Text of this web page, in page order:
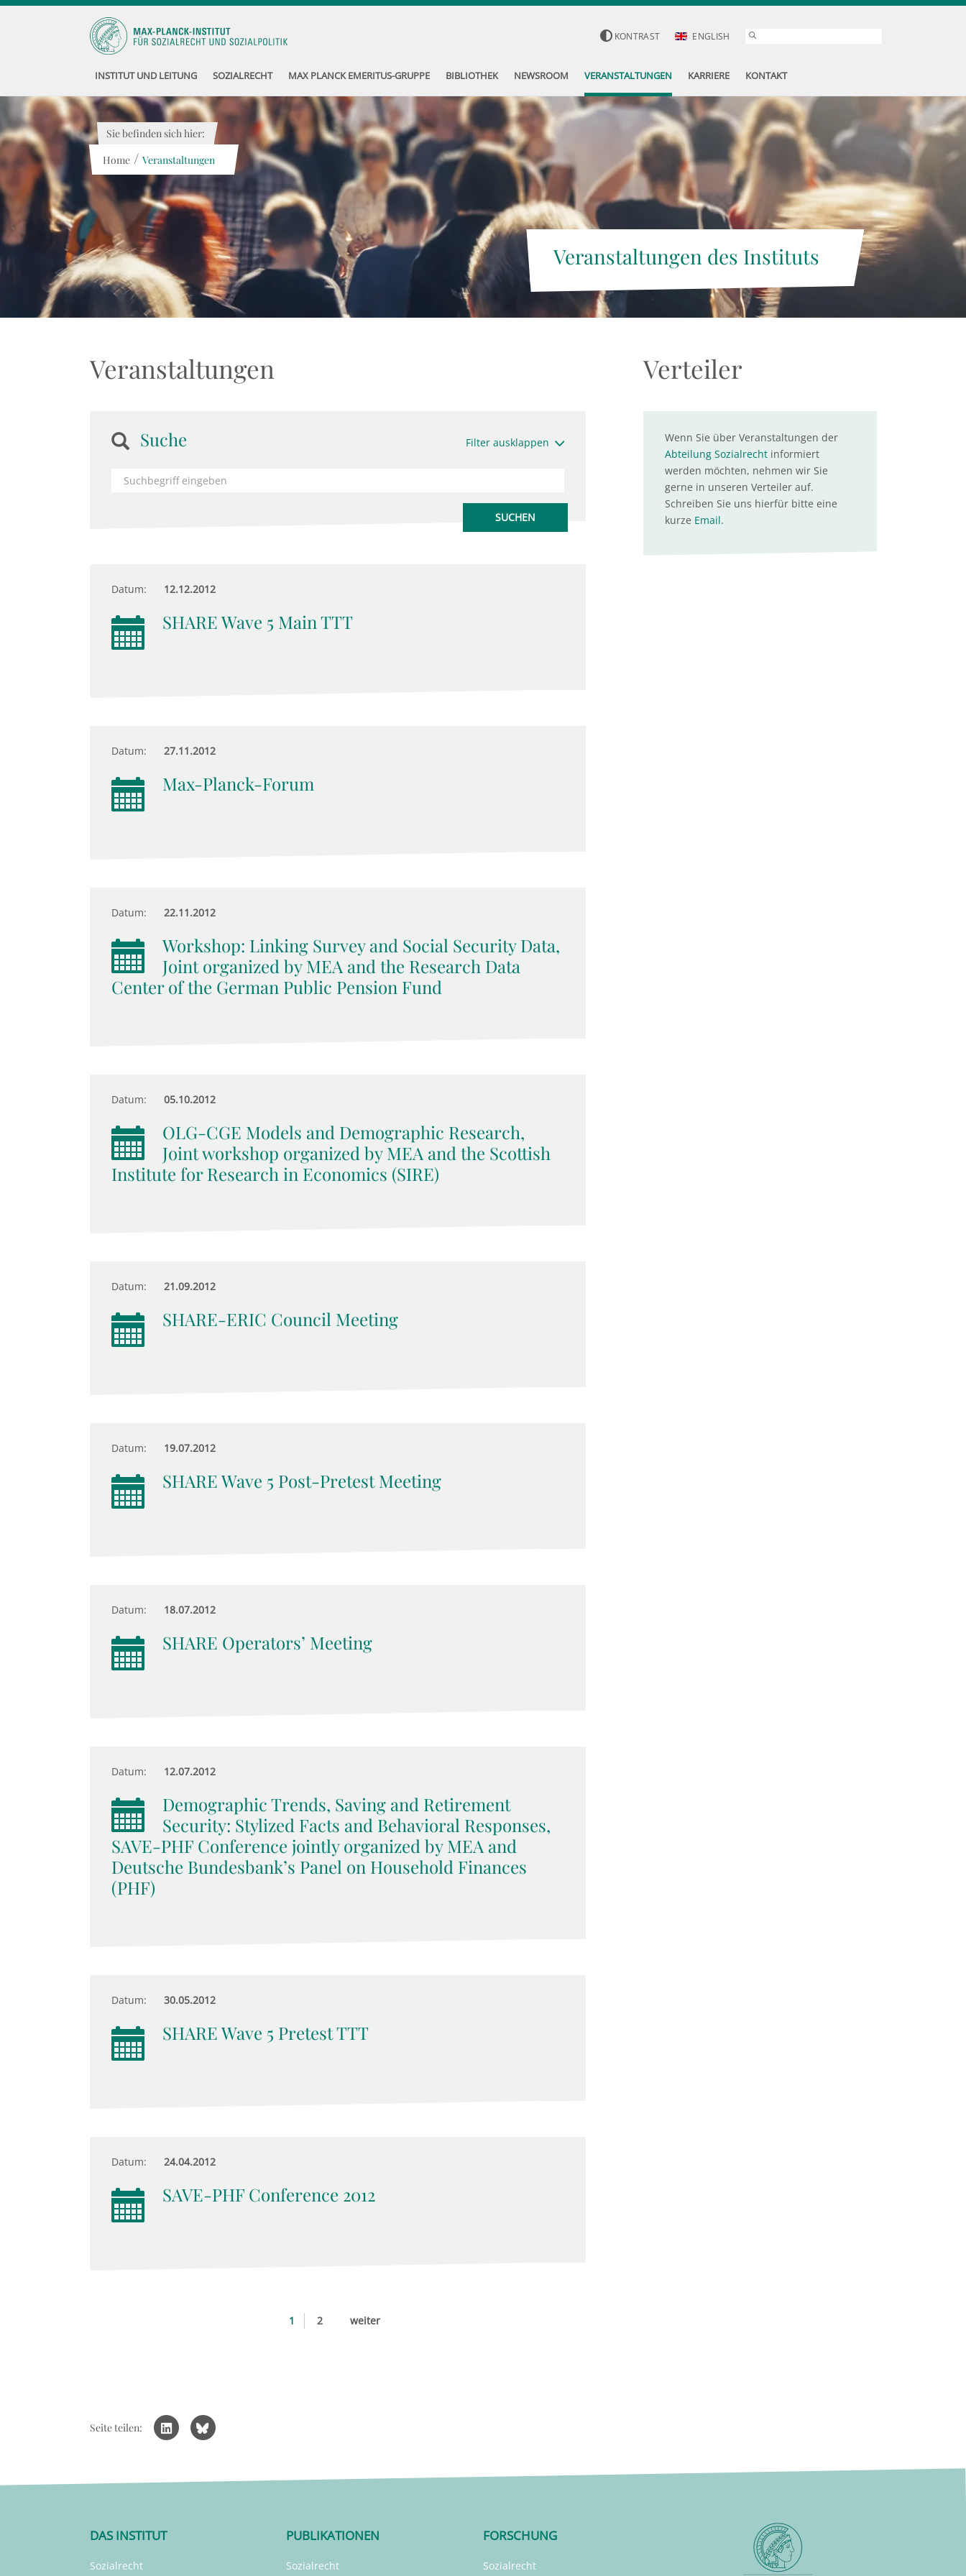
KONTRAST ENGLISH
INSTITUT UND LEITUNG SOZIALRECHT MAX PLANCK EMERITUS-GRUPPE BIBLIOTHEK NEWSROOM VERANSTALTUNGEN KARRIERE KONTAKT
Veranstaltungen des Instituts
Sie befinden sich hier:
Home / Veranstaltungen
Veranstaltungen
Suche Filter ausklappen
Datum: 12.12.2012
SHARE Wave 5 Main TTT
Datum: 27.11.2012
Max-Planck-Forum
Datum: 22.11.2012
Workshop: Linking Survey and Social Security Data,
Joint organized by MEA and the Research Data
Center of the German Public Pension Fund
Datum: 05.10.2012
OLG-CGE Models and Demographic Research,
Joint workshop organized by MEA and the Scottish
Institute for Research in Economics (SIRE)
Datum: 21.09.2012
SHARE-ERIC Council Meeting
Datum: 19.07.2012
SHARE Wave 5 Post-Pretest Meeting
Datum: 18.07.2012
SHARE Operators’ Meeting
Datum: 12.07.2012
Demographic Trends, Saving and Retirement
Security: Stylized Facts and Behavioral Responses,
SAVE-PHF Conference jointly organized by MEA and
Deutsche Bundesbank’s Panel on Household Finances
(PHF)
Datum: 30.05.2012
SHARE Wave 5 Pretest TTT
Datum: 24.04.2012
SAVE-PHF Conference 2012
1 2 weiter
Verteiler
Wenn Sie über Veranstaltungen der
Abteilung Sozialrechtinformiert
werden möchten, nehmen wir Sie
gerne in unseren Verteiler auf.
Schreiben Sie uns hierfür bitte eine
kurze Email.
Seite teilen:
DAS INSTITUT
Sozialrecht
PUBLIKATIONEN
Sozialrecht
FORSCHUNG
Sozialrecht